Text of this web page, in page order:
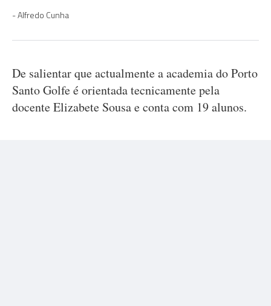
Alfredo Cunha
De salientar que actualmente a academia do Porto
Santo Golfe é orientada tecnicamente pela
docente Elizabete Sousa e conta com 19 alunos.